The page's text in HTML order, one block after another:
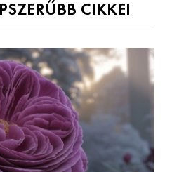
CIKKEI